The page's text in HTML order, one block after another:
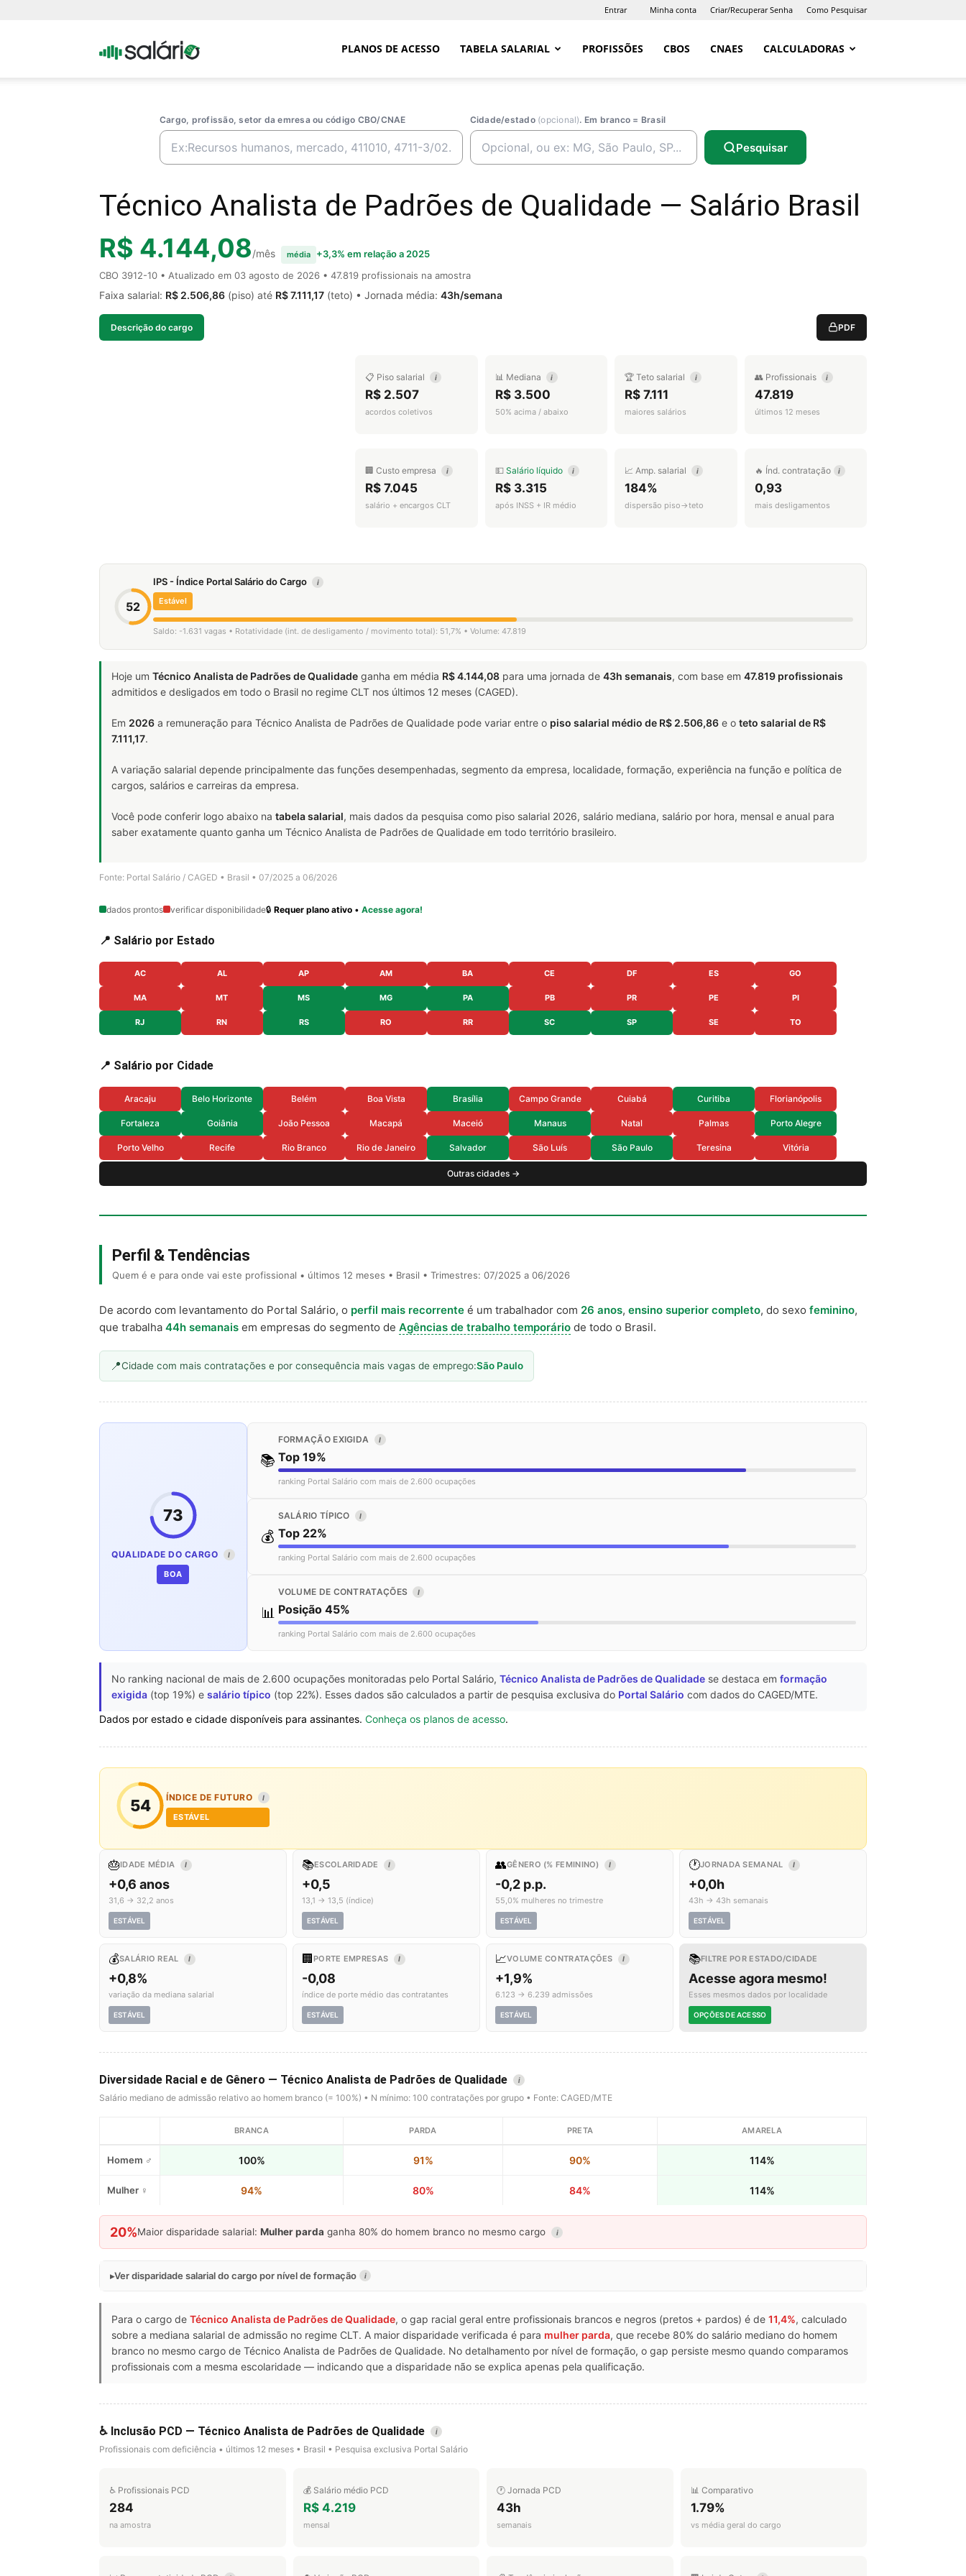
Entrar Minha conta Criar/Recuperar Senha Como Pesquisar
Portal PLANOS DE ACESSO TABELA SALARIAL PROFISSÕES CBOS CNAES CALCULADORAS
Cargo, profissão, setor da emresa ou código CBO/CNAE Cidade/estado (opcional). Em branco = Brasil
Pesquisar
Técnico Analista de Padrões de Qualidade — Salário Brasil
R$ 4.144,08/mês média
+3,3% em relação a 2025
CBO 3912-10 • Atualizado em 03 agosto de 2026 • 47.819 profissionais na amostra
Faixa salarial: R$ 2.506,86 (piso) até R$ 7.111,17 (teto) • Jornada média: 43h/semana
Descrição do cargo PDF
📋 Piso salarial i
R$ 2.507
acordos coletivos
📊 Mediana i
R$ 3.500
50% acima / abaixo
🏆 Teto salarial i
R$ 7.111
maiores salários
👥 Profissionais i
47.819
últimos 12 meses
🏢 Custo empresa i
R$ 7.045
salário + encargos CLT
💵 Salário líquido i
R$ 3.315
após INSS + IR médio
📈 Amp. salarial i
184%
dispersão piso→teto
🔥 Índ. contratação i
0,93
mais desligamentos
52
IPS - Índice Portal Salário do Cargo i
Estável
Saldo: -1.631 vagas • Rotatividade (int. de desligamento / movimento total): 51,7% • Volume: 47.819
Hoje um Técnico Analista de Padrões de Qualidade ganha em média R$ 4.144,08 para uma jornada de 43h semanais, com base em 47.819 profissionais
admitidos e desligados em todo o Brasil no regime CLT nos últimos 12 meses (CAGED).
Em 2026 a remuneração para Técnico Analista de Padrões de Qualidade pode variar entre o piso salarial médio de R$ 2.506,86 e o teto salarial de R$
7.111,17.
A variação salarial depende principalmente das funções desempenhadas, segmento da empresa, localidade, formação, experiência na função e política de
cargos, salários e carreiras da empresa.
Você pode conferir logo abaixo na tabela salarial, mais dados da pesquisa como piso salarial 2026, salário mediana, salário por hora, mensal e anual para
saber exatamente quanto ganha um Técnico Analista de Padrões de Qualidade em todo território brasileiro.
Fonte: Portal Salário / CAGED • Brasil • 07/2025 a 06/2026
dados prontos verificar disponibilidade🔒 Requer plano ativo • Acesse agora!
📍 Salário por Estado
AC AL AP AM BA CE DF ES GO
MA MT MS MG PA PB PR PE PI
RJ RN RS RO RR SC SP SE TO
📍 Salário por Cidade
Aracaju Belo Horizonte Belém Boa Vista Brasília Campo Grande Cuiabá Curitiba Florianópolis
Fortaleza Goiânia João Pessoa Macapá Maceió Manaus Natal Palmas Porto Alegre
Porto Velho Recife Rio Branco Rio de Janeiro Salvador São Luís São Paulo Teresina Vitória
Outras cidades →
Perfil & Tendências
Quem é e para onde vai este profissional • últimos 12 meses • Brasil • Trimestres: 07/2025 a 06/2026
De acordo com levantamento do Portal Salário, o perfil mais recorrente é um trabalhador com 26 anos, ensino superior completo, do sexo feminino,
que trabalha 44h semanais em empresas do segmento de Agências de trabalho temporário de todo o Brasil.
Cidade com mais contratações e por consequência mais vagas de emprego:São Paulo
73
QUALIDADE DO CARGO I
BOA
📚
FORMAÇÃO EXIGIDA I
Top 19%
ranking Portal Salário com mais de 2.600 ocupações
💰
SALÁRIO TÍPICO I
Top 22%
ranking Portal Salário com mais de 2.600 ocupações
📊
VOLUME DE CONTRATAÇÕES I
Posição 45%
ranking Portal Salário com mais de 2.600 ocupações
No ranking nacional de mais de 2.600 ocupações monitoradas pelo Portal Salário, Técnico Analista de Padrões de Qualidade se destaca em formação
exigida (top 19%) e salário típico (top 22%). Esses dados são calculados a partir de pesquisa exclusiva do Portal Salário com dados do CAGED/MTE.
Dados por estado e cidade disponíveis para assinantes. Conheça os planos de acesso.
54 ÍNDICE DE FUTURO I
ESTÁVEL
🎂IDADE MÉDIA I
+0,6 anos
31,6 → 32,2 anos
ESTÁVEL
📚ESCOLARIDADE I
+0,5
13,1 → 13,5 (índice)
ESTÁVEL
👥GÊNERO (% FEMININO) I
-0,2 p.p.
55,0% mulheres no trimestre
ESTÁVEL
🕐JORNADA SEMANAL I
+0,0h
43h → 43h semanais
ESTÁVEL
💰SALÁRIO REAL I
+0,8%
variação da mediana salarial
ESTÁVEL
🏢 PORTE EMPRESAS I
-0,08
índice de porte médio das contratantes
ESTÁVEL
📈VOLUME CONTRATAÇÕES I
+1,9%
6.123 → 6.239 admissões
ESTÁVEL
📚FILTRE POR ESTADO/CIDADE
Acesse agora mesmo!
Esses mesmos dados por localidade
OPÇÕES DE ACESSO
Diversidade Racial e de Gênero — Técnico Analista de Padrões de Qualidade i
Salário mediano de admissão relativo ao homem branco (= 100%) • N mínimo: 100 contratações por grupo • Fonte: CAGED/MTE
BRANCA PARDA PRETA AMARELA
Homem ♂ 100% 91% 90% 114%
Mulher ♀ 94% 80% 84% 114%
20%Maior disparidade salarial: Mulher parda ganha 80% do homem branco no mesmo cargo i
Ver disparidade salarial do cargo por nível de formação i
Para o cargo de Técnico Analista de Padrões de Qualidade, o gap racial geral entre profissionais brancos e negros (pretos + pardos) é de 11,4%, calculado
sobre a mediana salarial de admissão no regime CLT. A maior disparidade verificada é para mulher parda, que recebe 80% do salário mediano do homem
branco no mesmo cargo de Técnico Analista de Padrões de Qualidade. No detalhamento por nível de formação, o gap persiste mesmo quando comparamos
profissionais com a mesma escolaridade — indicando que a disparidade não se explica apenas pela qualificação.
♿ Inclusão PCD — Técnico Analista de Padrões de Qualidade i
Profissionais com deficiência • últimos 12 meses • Brasil • Pesquisa exclusiva Portal Salário
♿ Profissionais PCD
284
na amostra
💰 Salário médio PCD
R$ 4.219
mensal
🕐 Jornada PCD
43h
semanais
📊 Comparativo
1.79%
vs média geral do cargo